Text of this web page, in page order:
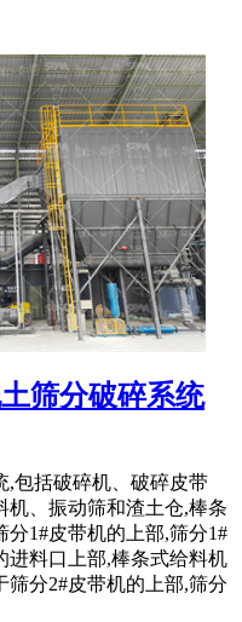
筛分破碎系统
,包括破碎机、破碎皮带
机、振动筛和渣土仓,棒条
1#皮带机的上部,筛分1#
进料口上部,棒条式给料机
分2#皮带机的上部,筛分